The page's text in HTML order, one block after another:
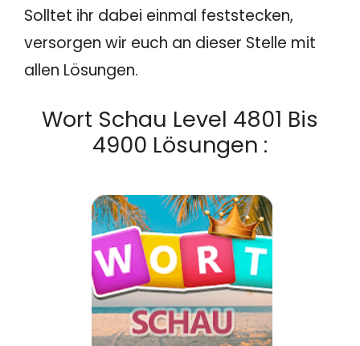
Solltet ihr dabei einmal feststecken,
versorgen wir euch an dieser Stelle mit
allen Lösungen.
Wort Schau Level 4801 Bis
4900 Lösungen :